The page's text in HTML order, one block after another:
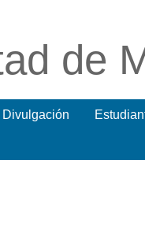
de
Divulgación